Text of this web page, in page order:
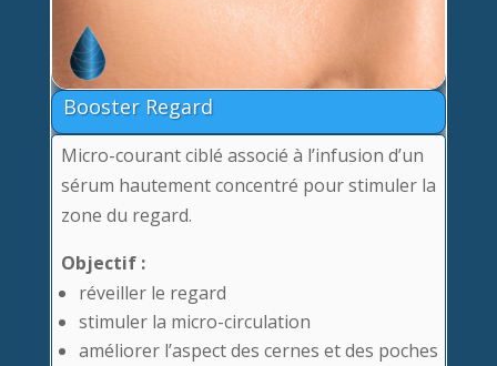
Booster Regard
Micro-courant ciblé associé à l’infusion d’un
sérum hautement concentré pour stimuler la
zone du regard.
Objectif :
réveiller le regard
stimuler la micro-circulation
améliorer l’aspect des cernes et des poches